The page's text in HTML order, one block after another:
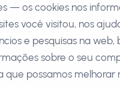
— os cookies nos
você visitou, nos
e pesquisas na web,
sobre o seu
que possamos melhorar